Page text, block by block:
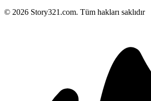
© 2026 Story321.com. Tüm hakları saklıdır